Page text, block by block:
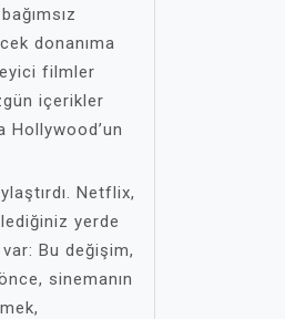
donanıma
filmler
içerikler
Hollywood’un
Netflix,
yerde
Bu değişim,
sinemanın